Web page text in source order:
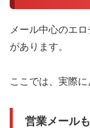
メール中心のエ
があります。
ここでは、実際
営業メール